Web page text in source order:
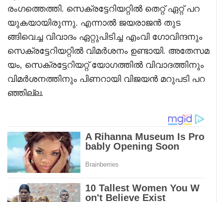
രം​ഗത്തെത്തി. സെക്രട്ടേറിയറ്റിൽ തെറ്റ് ഏറ്റ് പറ
യുകയായിരുന്നു. എന്നാൽ ജയരാജൻ തുട
ങ്ങിവെച്ച വിവാദം ഏറ്റുപിടിച്ച എംവി ഗോവിന്ദനും
സെക്രട്ടേറിയറ്റിൽ വിമർശനം ഉണ്ടായി. അതേസമ
യം, സെക്രട്ടേറിയറ്റ് യോഗത്തിൽ വിവാദത്തിനും
വിമർശനത്തിനും പിണറായി വിജയൻ മറുപടി പറ
ഞ്ഞില്ല.